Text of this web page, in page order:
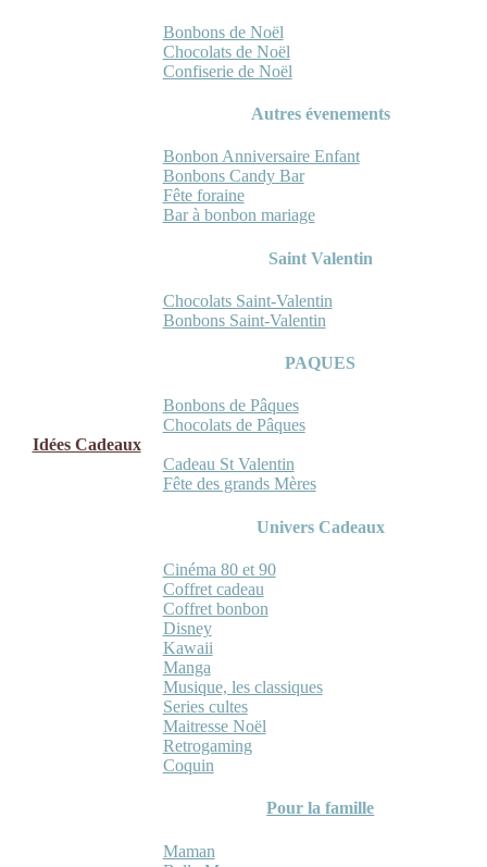
Bonbons de Noël
Chocolats de Noël
Confiserie de Noël
Autres évenements
Bonbon Anniversaire Enfant
Bonbons Candy Bar
Fête foraine
Bar à bonbon mariage
Saint Valentin
Chocolats Saint-Valentin
Bonbons Saint-Valentin
PAQUES
Bonbons de Pâques
Chocolats de Pâques
Idées Cadeaux
Cadeau St Valentin
Fête des grands Mères
Univers Cadeaux
Cinéma 80 et 90
Coffret cadeau
Coffret bonbon
Disney
Kawaii
Manga
Musique, les classiques
Series cultes
Maitresse Noël
Retrogaming
Coquin
Pour la famille
Maman